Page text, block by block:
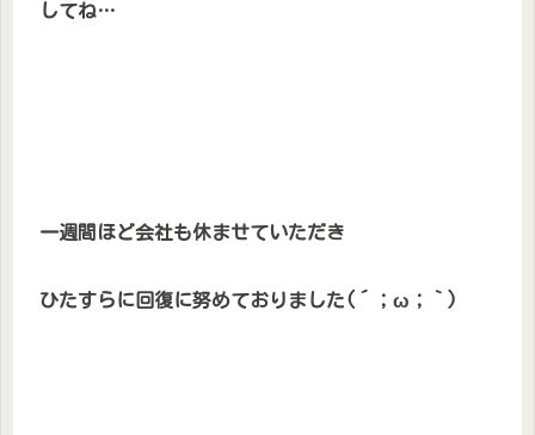
してね…
一週間ほど会社も休ませていただき
ひたすらに回復に努めておりました(´；ω；｀)